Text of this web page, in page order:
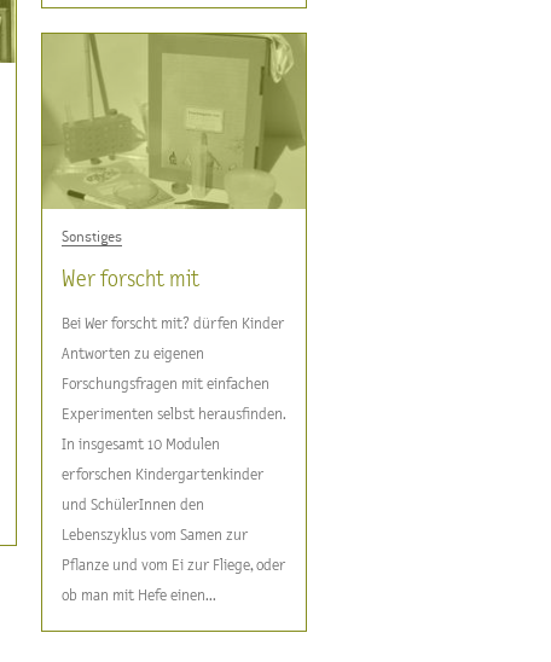
Sonstiges
Wer forscht mit
Bei Wer forscht mit? dürfen Kinder
Antworten zu eigenen
Forschungsfragen mit einfachen
Experimenten selbst herausfinden.
In insgesamt 10 Modulen
erforschen Kindergartenkinder
und SchülerInnen den
Lebenszyklus vom Samen zur
Pflanze und vom Ei zur Fliege, oder
ob man mit Hefe einen...